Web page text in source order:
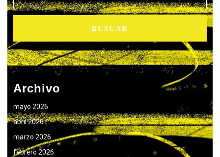
Archivo
mayo 2026
abril 2026
marzo 2026
febrero 2026